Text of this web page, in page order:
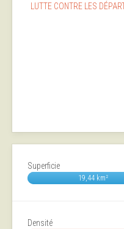
LUTTE CONTRE LES
Superficie
19,44 km²
Densité